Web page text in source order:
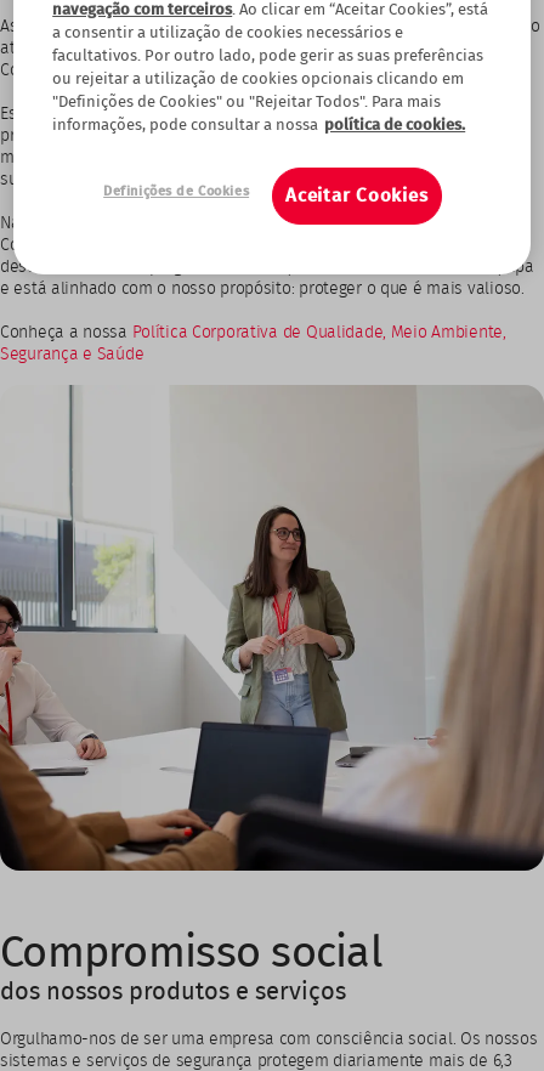
As empresas verdadeiramente sustentáveis assumem um compromisso
ativo com o planeta, integrando práticas de Responsabilidade Social
Corporativa (RSC) na sua estratégia.
Estas organizações contribuem para o bem-estar das gerações
presentes e futuras, enfrentando desafios sociais e ambientais
mediante iniciativas que promovem três pilares fundamentais:
sustentabilidade económica, ambiental e social.
Na Verisure, somos pessoas dedicadas a proteger outras pessoas.
Conscientes da nossa missão e do impacto na sociedade,
desenvolvemos um programa de RSC que mobiliza toda a nossa equipa
e está alinhado com o nosso propósito: proteger o que é mais valioso.
Conheça a nossa Política Corporativa de Qualidade, Meio Ambiente,
Segurança e Saúde
Compromisso social
dos nossos produtos e serviços
Orgulhamo-nos de ser uma empresa com consciência social. Os nossos
sistemas e serviços de segurança protegem diariamente mais de 6,3
navegação com terceiros. Ao clicar em “Aceitar Cookies”, está
a consentir a utilização de cookies necessários e
facultativos. Por outro lado, pode gerir as suas preferências
ou rejeitar a utilização de cookies opcionais clicando em
"Definições de Cookies" ou "Rejeitar Todos". Para mais
informações, pode consultar a nossa política de cookies.
Definições de Cookies Aceitar Cookies